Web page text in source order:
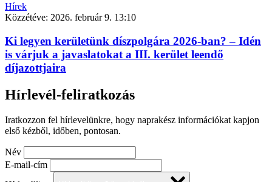
Hírek
Közzétéve: 2026. február 9. 13:10
Ki legyen kerületünk díszpolgára 2026-ban? – Idén
is várjuk a javaslatokat a III. kerület leendő
díjazottjaira
Hírlevél-feliratkozás
Iratkozzon fel hírlevelünkre, hogy naprakész információkat kapjon
első kézből, időben, pontosan.
Név
E-mail-cím